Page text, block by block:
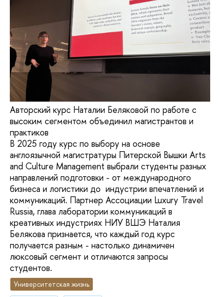
Авторский курс Наталии Беляковой по работе с
высоким сегментом объединил магистрантов и
практиков
В 2025 году курс по выбору на основе
англоязычной магистратуры Питерской Вышки Arts
and Culture Management выбрали студенты разных
направлений подготовки - от международного
бизнеса и логистики до индустрии впечатлений и
коммуникаций. Партнер Ассоциации Luxury Travel
Russia, глава лаборатории коммуникаций в
креативных индустриях НИУ ВШЭ Наталия
Белякова признается, что каждый год курс
получается разным - настолько динамичен
люксовый сегмент и отличаются запросы
студентов.
Университетская жизнь